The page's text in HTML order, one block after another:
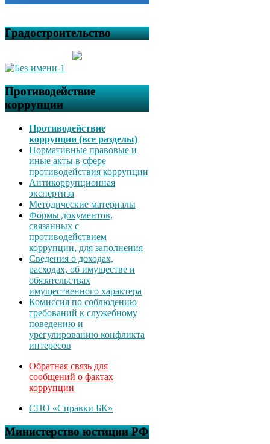
Градостроительство
Противодействие
коррупции
Противодействие
коррупции (все разделы)
Нормативные правовые и
иные акты в сфере
противодействия коррупции
Антикоррупционная
экспертиза
Методические материалы
Формы документов,
связанных с
противодействием
коррупции, для заполнения
Сведения о доходах,
расходах, об имуществе и
обязательствах
имущественного характера
Комиссия по соблюдению
требований к служебному
поведению и
урегулированию конфликта
интересов
Обратная связь для
сообщений о фактах
коррупции
СПО «Справки БК»
Министерство юстиции РФ